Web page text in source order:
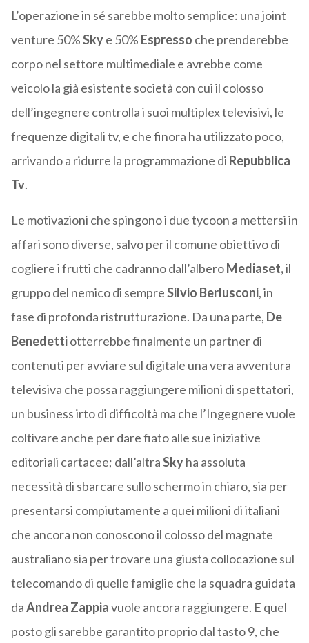
L’operazione in sé sarebbe molto semplice: una joint
venture 50%Skye 50% Espresso che prenderebbe
corpo nel settore multimediale e avrebbe come
veicolo la già esistente società con cui il colosso
dell’ingegnere controlla i suoi multiplex televisivi, le
frequenze digitali tv, e che finora ha utilizzato poco,
arrivando a ridurre la programmazione di Repubblica
Tv.
Le motivazioni che spingono i due tycoon a mettersi in
affari sono diverse, salvo per il comune obiettivo di
cogliere i frutti che cadranno dall’alberoMediaset,il
gruppo del nemico di sempreSilvio Berlusconi, in
fase di profonda ristrutturazione. Da una parte, De
Benedettiotterrebbe finalmente un partner di
contenuti per avviare sul digitale una vera avventura
televisiva che possa raggiungere milioni di spettatori,
un business irto di difficoltà ma che l’Ingegnere vuole
coltivare anche per dare fiato alle sue iniziative
editoriali cartacee; dall’altraSkyha assoluta
necessità di sbarcare sullo schermo in chiaro, sia per
presentarsi compiutamente a quei milioni di italiani
che ancora non conoscono il colosso del magnate
australiano sia per trovare una giusta collocazione sul
telecomando di quelle famiglie che la squadra guidata
daAndrea Zappiavuole ancora raggiungere. E quel
posto gli sarebbe garantito proprio dal tasto 9, che